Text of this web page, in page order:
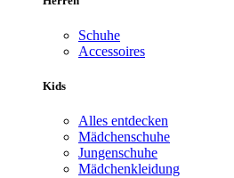
Schuhe
Accessoires
Kids
Alles entdecken
Mädchenschuhe
Jungenschuhe
Mädchenkleidung